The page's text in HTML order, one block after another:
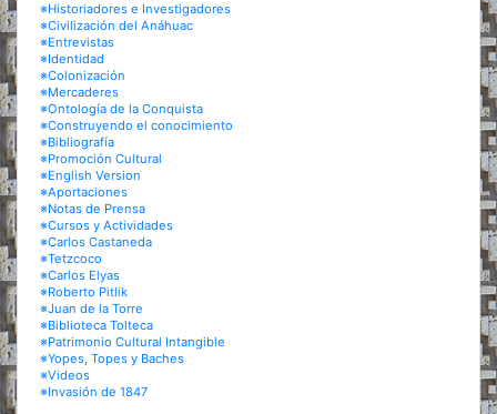
※Historiadores e Investigadores
※Civilización del Anáhuac
※Entrevistas
※Identidad
※Colonización
※Mercaderes
※Ontología de la Conquista
※Construyendo el conocimiento
※Bibliografía
※Promoción Cultural
※English Version
※Aportaciones
※Notas de Prensa
※Cursos y Actividades
※Carlos Castaneda
※Tetzcoco
※Carlos Elyas
※Roberto Pitlik
※Juan de la Torre
※Biblioteca Tolteca
※Patrimonio Cultural Intangible
※Yopes, Topes y Baches
※Videos
※Invasión de 1847